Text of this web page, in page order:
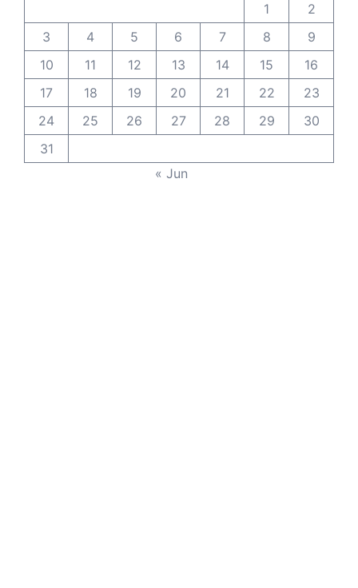
1
2
3
4 5 6 7 8
9
10
11 12 13 14 15
16
17
18 19 20 21 22
23
24
25 26 27 28 29
30
31
« Jun